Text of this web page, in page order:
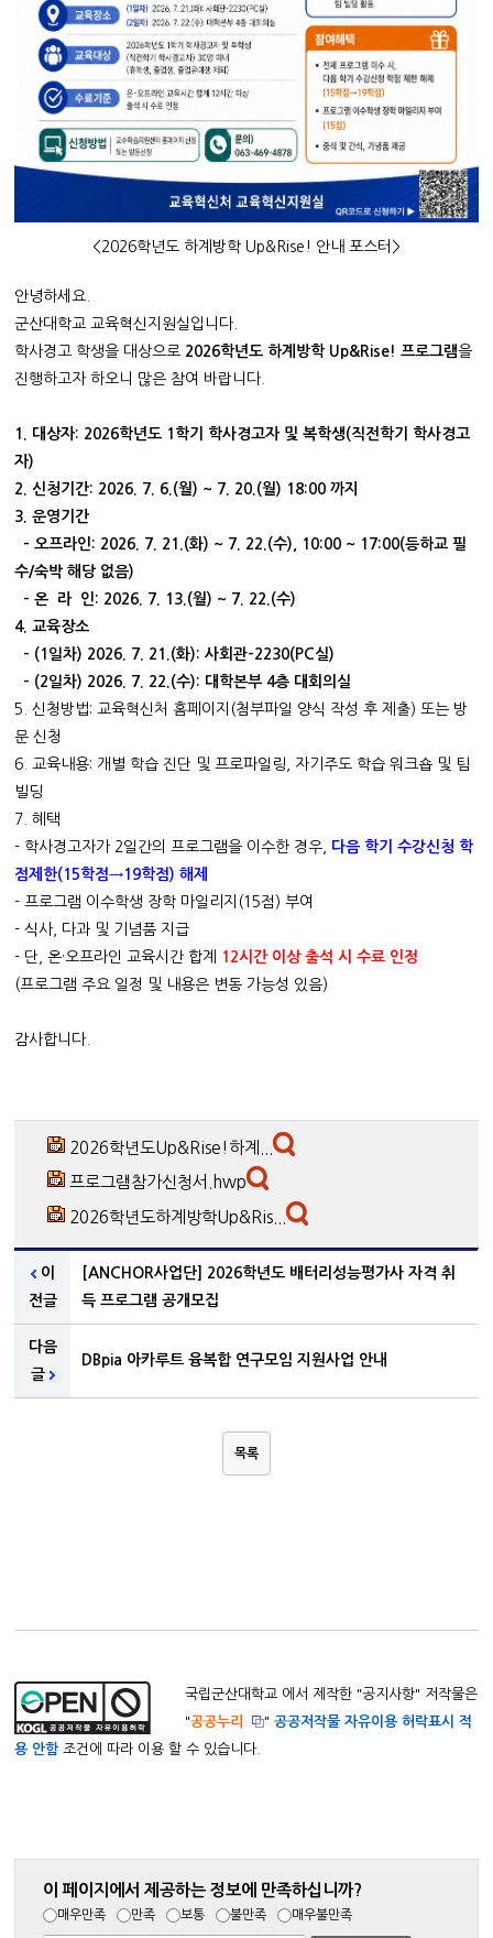
<2026학년도 하계방학 Up&Rise! 안내 포스터>
안녕하세요.
군산대학교 교육혁신지원실입니다.
학사경고 학생을 대상으로 2026학년도 하계방학 Up&Rise! 프로그램을
진행하고자 하오니 많은 참여 바랍니다.
1. 대상자: 2026학년도 1학기 학사경고자 및 복학생(직전학기 학사경고
자)
2. 신청기간: 2026. 7. 6.(월) ~ 7. 20.(월) 18:00 까지
3. 운영기간
- 오프라인: 2026. 7. 21.(화) ~ 7. 22.(수), 10:00 ~ 17:00(등하교 필
수/숙박 해당 없음)
- 온 라 인: 2026. 7. 13.(월) ~ 7. 22.(수)
4. 교육장소
- (1일차) 2026. 7. 21.(화): 사회관-2230(PC실)
- (2일차) 2026. 7. 22.(수): 대학본부 4층 대회의실
5. 신청방법: 교육혁신처 홈페이지(첨부파일 양식 작성 후 제출) 또는 방
문 신청
6. 교육내용: 개별 학습 진단 및 프로파일링, 자기주도 학습 워크숍 및 팀
빌딩
7. 혜택
- 학사경고자가 2일간의 프로그램을 이수한 경우, 다음 학기 수강신청 학
점제한(15학점→19학점) 해제
- 프로그램 이수학생 장학 마일리지(15점) 부여
- 식사, 다과 및 기념품 지급
- 단, 온·오프라인 교육시간 합계
12시간 이상 출석 시 수료 인정
(프로그램 주요 일정 및 내용은 변동 가능성 있음)
감사합니다.
2026학년도Up&Rise!하계...
프로그램참가신청서.hwp
2026학년도하계방학Up&Ris...
이
전글
[ANCHOR사업단] 2026학년도 배터리성능평가사 자격 취
득 프로그램 공개모집
다음
글
DBpia 아카루트 융복합 연구모임 지원사업 안내
목록
국립군산대학교 에서 제작한 "공지사항" 저작물은
"공공누리 "공공저작물 자유이용 허락표시 적
용 안함조건에 따라 이용 할 수 있습니다.
이 페이지에서 제공하는 정보에 만족하십니까?
매우만족 만족 보통 불만족 매우불만족